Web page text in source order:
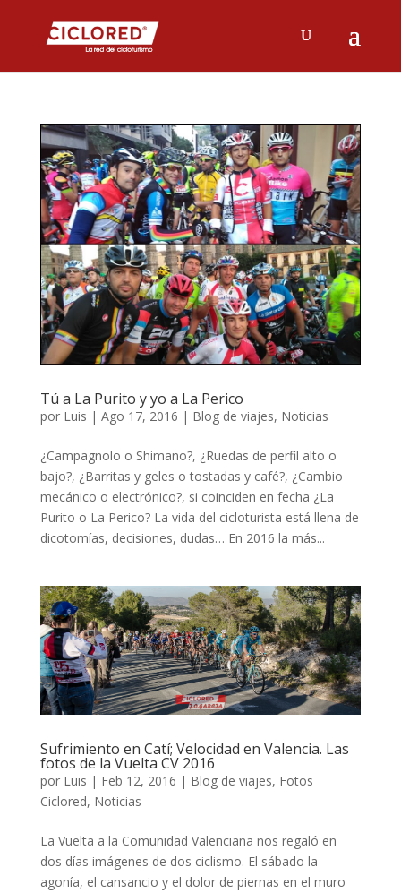
Tú a La Purito y yo a La Perico
por Luis | Ago 17, 2016 | Blog de viajes, Noticias
¿Campagnolo o Shimano?, ¿Ruedas de perfil alto o
bajo?, ¿Barritas y geles o tostadas y café?, ¿Cambio
mecánico o electrónico?, si coinciden en fecha ¿La
Purito o La Perico? La vida del cicloturista está llena de
dicotomías, decisiones, dudas… En 2016 la más...
Sufrimiento en Catí; Velocidad en Valencia. Las
fotos de la Vuelta CV 2016
por Luis | Feb 12, 2016 | Blog de viajes, Fotos
Ciclored, Noticias
La Vuelta a la Comunidad Valenciana nos regaló en
dos días imágenes de dos ciclismo. El sábado la
agonía, el cansancio y el dolor de piernas en el muro